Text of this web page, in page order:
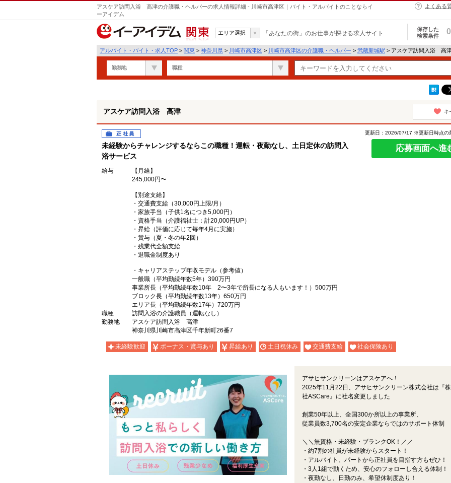
アスケア訪問入浴 高津の介護職・ヘルパーの求人情報詳細 - 川崎市高津区｜バイト・アルバイトのことならイ
ーアイデム
よくある
関東
エリア選択 「あなたの街」のお仕事が探せる求人サイト
保存した
検索条件
0
アルバイト・バイト・求人TOP > 関東 > 神奈川県 > 川崎市高津区 > 川崎市高津区の介護職・ヘルパー > 武蔵新城駅 > アスケア訪問入浴 高
勤務地 職種
アスケア訪問入浴 高津 キ
正社員
未経験からチャレンジするならこの職種！運転・夜勤なし、土日定休の訪問入
浴サービス
更新日：2026/07/17 ※更新日時点の
応募画面へ進
給与
【月給】
245,000円〜
【別途支給】
・交通費支給（30,000円上限/月）
・家族手当（子供1名につき5,000円）
・資格手当（介護福祉士：計20,000円UP）
・昇給（評価に応じて毎年4月に実施）
・賞与（夏・冬の年2回）
・残業代全額支給
・退職金制度あり
・キャリアステップ年収モデル（参考値）
一般職（平均勤続年数5年）390万円
事業所長（平均勤続年数10年 2〜3年で所長になる人もいます！）500万円
ブロック長（平均勤続年数13年）650万円
エリア長（平均勤続年数17年）720万円
職種
訪問入浴の介護職員（運転なし）
勤務地
アスケア訪問入浴 高津
神奈川県川崎市高津区千年新町26番7
未経験歓迎 ボーナス・賞与あり 昇給あり 土日祝休み 交通費支給 社会保険あり
アサヒサンクリーンはアスケアへ！
2025年11月22日、アサヒサンクリーン株式会社は『
社ASCare』に社名変更しました
創業50年以上、全国300か所以上の事業所、
従業員数3,700名の安定企業ならではのサポート体制
＼＼無資格・未経験・ブランクOK！／／
・約7割の社員が未経験からスタート！
・アルバイト、パートから正社員を目指す方もぜひ！
・3人1組で動くため、安心のフォローし合える体制！
・夜勤なし、日勤のみ、希望休制度あり！